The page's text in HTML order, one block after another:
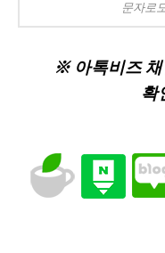
문자로
※ 아톡비즈 채
확